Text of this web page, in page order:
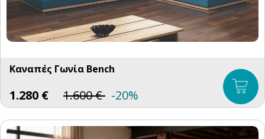
Καναπές Γωνία Bench
1.280 € 1.600€ -20%